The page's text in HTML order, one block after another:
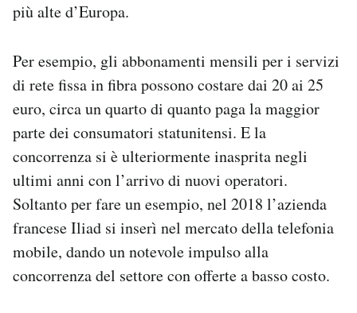
più alte d’Europa.
Per esempio, gli abbonamenti mensili per i servizi
di rete fissa in fibra possono costare dai 20 ai 25
euro, circa un quarto di quanto paga la maggior
parte dei consumatori statunitensi. E la
concorrenza si è ulteriormente inasprita negli
ultimi anni con l’arrivo di nuovi operatori.
Soltanto per fare un esempio, nel 2018 l’azienda
francese Iliad si inserì nel mercato della telefonia
mobile, dando un notevole impulso alla
concorrenza del settore con offerte a basso costo.